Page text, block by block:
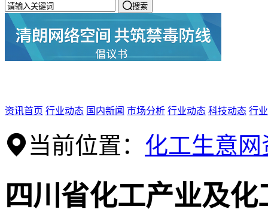
搜索
资讯首页 行业动态 国内新闻 市场分析 行业动态 科技动态 行
当前位置： 化工生意网
四川省化工产业及